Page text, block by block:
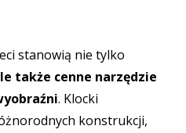
stanowią nie tylko
także cenne narzędzie
. Klocki
konstrukcji,